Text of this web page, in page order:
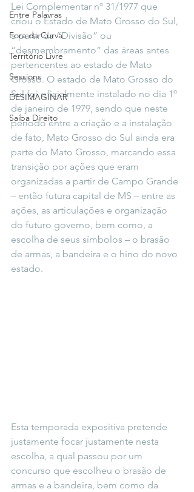
Entre Palavras
Fora da Curva
Território Livre
Sessions
DESIMAGINAR
Saiba Direito
Lei Complementar nº 31/1977 que
criou o Estado de Mato Grosso do Sul,
a partir da “Divisão” ou
“desmembramento” das áreas antes
pertencentes ao estado de Mato
Grosso. O estado de Mato Grosso do
Sul foi oficialmente instalado no dia 1º
de janeiro de 1979, sendo que neste
período entre a criação e a instalação
de fato, Mato Grosso do Sul ainda era
parte do Mato Grosso, marcando essa
transição por ações que eram
organizadas a partir de Campo Grande
– então futura capital de MS – entre as
ações, as articulações e organização
do futuro governo, bem como, a
escolha de seus símbolos – o brasão
de armas, a bandeira e o hino do novo
estado.
Esta temporada expositiva pretende
justamente focar justamente nesta
escolha, a qual passou por um
concurso que escolheu o brasão de
armas e a bandeira, bem como da